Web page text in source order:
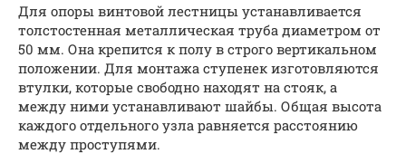
Для опоры винтовой лестницы устанавливается
толстостенная металлическая труба диаметром от
50 мм. Она крепится к полу в строго вертикальном
положении. Для монтажа ступенек изготовляются
втулки, которые свободно находят на стояк, а
между ними устанавливают шайбы. Общая высота
каждого отдельного узла равняется расстоянию
между проступями.